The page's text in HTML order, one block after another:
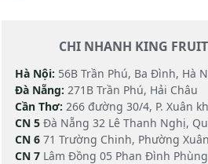
CHI NHANH KING
Hà Nội: 56B Trần Phú, Ba Đình, Hà
Đà Nẵng: 271B Trần Phú, Hải Châu
Cần Thơ: 266 đường 30/4, P. Xuân
CN 5 Đà Nẵng 32 Lê Thanh Nghị,
CN 6 71 Trường Chinh, Phường
CN 7 Lâm Đồng 05 Phan Đình Phùng